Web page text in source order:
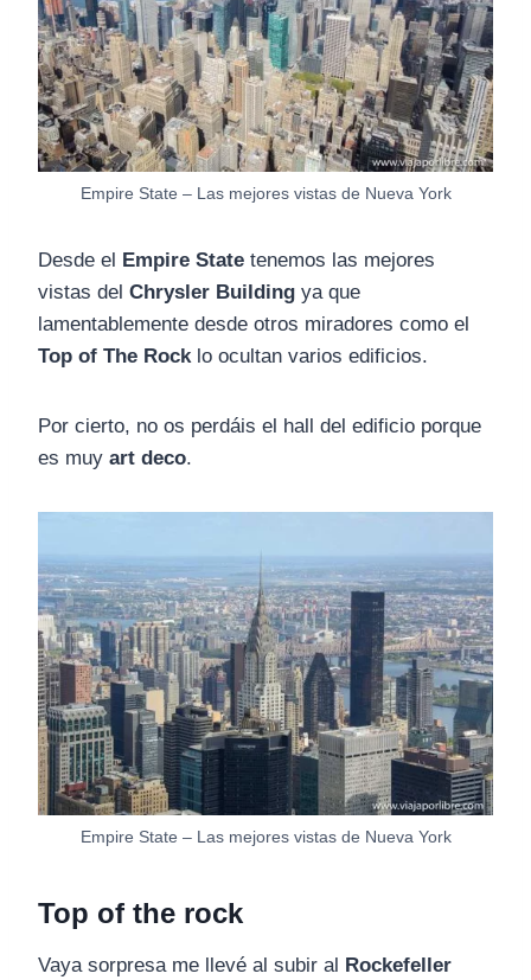
Empire State – Las mejores vistas de Nueva York
Desde el Empire State tenemos las mejores
vistas del Chrysler Building ya que
lamentablemente desde otros miradores como el
Top of The Rocklo ocultan varios edificios.
Por cierto, no os perdáis el hall del edificio porque
es muy art deco.
Empire State – Las mejores vistas de Nueva York
Top of the rock
Vaya sorpresa me llevé al subir al Rockefeller